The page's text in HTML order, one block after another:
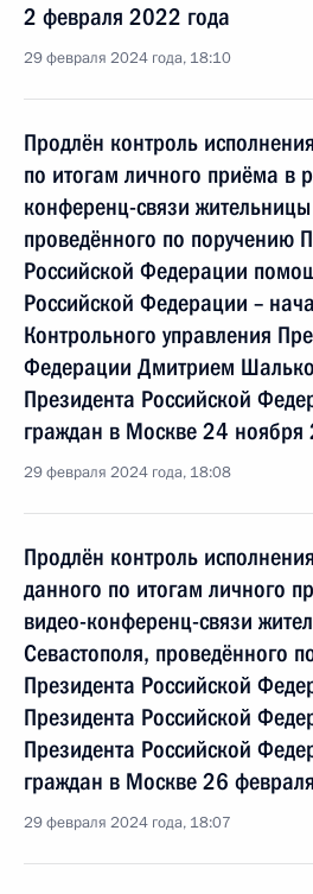
2 февраля 2022 года
29 февраля 2024 года, 18:10
Продлён контроль
по итогам личного приёма в
конференц-связи
проведённого по поручению
Российской Федерации
Российской Федерации –
Контрольного управления
Федерации Дмитрием
Президента Российской
граждан в Москве 24 ноября
29 февраля 2024 года, 18:08
Продлён контроль
данного по итогам личного
видео-конференц-связи
Севастополя, проведённого
Президента Российской
Президента Российской
Президента Российской
граждан в Москве 26
29 февраля 2024 года, 18:07